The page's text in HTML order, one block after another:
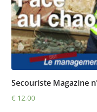
Secouriste Magazine
€12,00